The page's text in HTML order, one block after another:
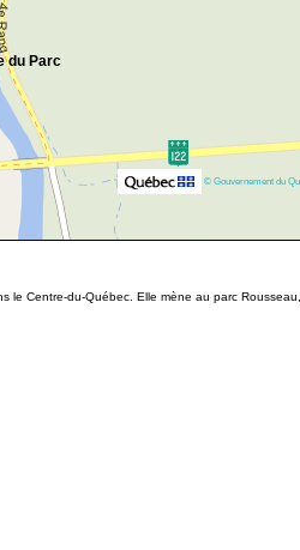
du Parc
© Gouvernement du
le Centre-du-Québec. Elle mène au parc